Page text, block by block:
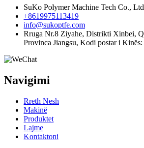
SuKo Polymer Machine Tech Co.,
+8619975113419
info@sukoptfe.com
Rruga Nr.8 Ziyahe, Distrikti Xinbei,
Provinca Jiangsu, Kodi postar i Kinës:
Navigimi
Rreth Nesh
Makinë
Produktet
Lajme
Kontaktoni